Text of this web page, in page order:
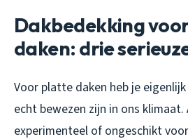
Dakbedekking
daken: drie
Voor platte daken heb je
echt bewezen zijn in ons
experimenteel of ongeschikt